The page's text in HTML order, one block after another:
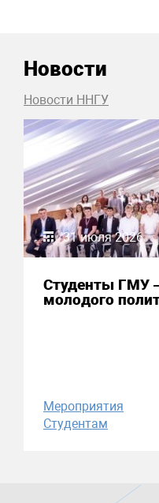
Новости
Новости ННГУ
31 июля 2026
Студенты ГМУ
молодого
Мероприятия
Студентам